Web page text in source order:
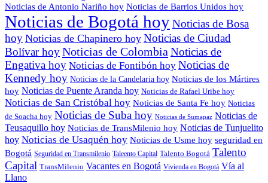
Noticias de Antonio Nariño hoy Noticias de Barrios Unidos hoy
Noticias de Bogotá hoyNoticias de Bosa
hoy Noticias de Chapinero hoy Noticias de Ciudad
Bolívar hoyNoticias de Colombia Noticias de
Engativa hoy Noticias de Fontibón hoy Noticias de
Kennedy hoy Noticias de la Candelaria hoy Noticias de los Mártires
hoy Noticias de Puente Aranda hoy Noticias de Rafael Uribe hoy
Noticias de San Cristóbal hoy Noticias de Santa Fe hoy Noticias
de Soacha hoy Noticias de Suba hoy Noticias de Sumapaz Noticias de
Teusaquillo hoy Noticias de TransMilenio hoy Noticias de Tunjuelito
hoy Noticias de Usaquén hoy Noticias de Usme hoy seguridad en
Bogotá Seguridad en Transmilenio Taleento Capital Talento Bogotá Talento
Capital TransMilenio Vacantes en Bogotá Vivienda en Bogotá Vía al
Llano